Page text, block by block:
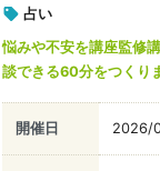
占い
悩みや不安を講座監修
談できる60分をつくり
開催日 2026/